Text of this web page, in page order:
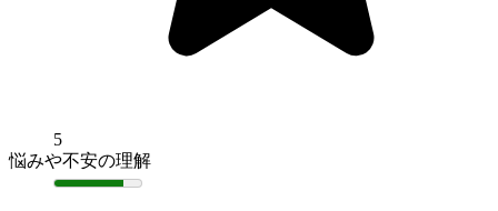
5
悩みや不安の理解